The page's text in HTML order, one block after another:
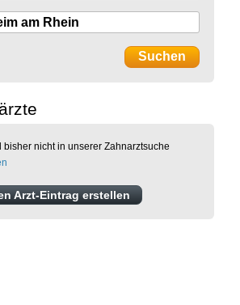
bisher nicht in unserer Zahnarztsuche
Arzt-Eintrag erstellen